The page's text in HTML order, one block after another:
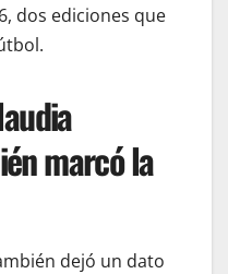
dos ediciones que
marcó la
dejó un dato